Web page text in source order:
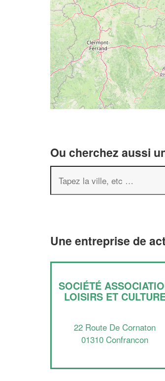
Ou cherchez aussi
Une entreprise de
SOCIÉTÉ
LOISIRS ET
22 Route De Cornaton
01310 Confrancon